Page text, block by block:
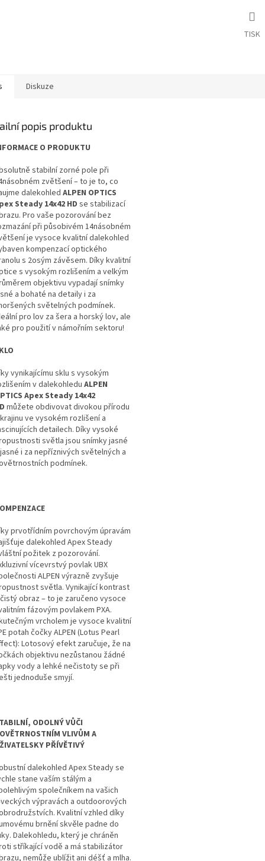
TISK
Diskuze
popis produktu
O PRODUKTU
stabilní zorné pole při
zvětšení – to je to, co
dalekohled ALPEN OPTICS
Steady 14x42 HD se stabilizací
Pro vaše pozorování bez
při působivém 14násobném
je vysoce kvalitní dalekohled
kompenzací optického
s 2osým závěsem. Díky kvalitní
s vysokým rozlišením a velkým
objektivu vypadají snímky
a bohaté na detaily i za
světelných podmínek.
pro lov za šera a horský lov, ale
pro použití v námořním sektoru!
vynikajícímu sklu s vysokým
v dalekohleduALPEN
Apex Steady 14x42
můžete obdivovat divokou přírodu
ve vysokém rozlišení a
detailech. Díky vysoké
světla jsou snímky jasné
i za nepříznivých světelných a
podmínek.
prvotřídním povrchovým úpravám
dalekohled Apex Steady
požitek z pozorování.
vícevrstvý povlak UBX
ALPEN výrazně zvyšuje
světla. Vynikající kontrast
obraz – to je zaručeno vysoce
fázovým povlakem PXA.
vrcholem je vysoce kvalitní
potah čočky ALPEN (Lotus Pearl
Lotosový efekt zaručuje, že na
objektivu nezůstanou žádné
vody a lehké nečistoty se při
jednoduše smyjí.
ODOLNÝ VŮČI
VLIVŮM A
PŘÍVĚTIVÝ
dalekohled Apex Steady se
stane vaším stálým a
společníkem na vašich
výpravách a outdoorových
Kvalitní vzhled díky
brnění skvěle padne do
Dalekohledu, který je chráněn
stříkající vodě a má stabilizátor
nemůže ublížit ani déšť a mlha.